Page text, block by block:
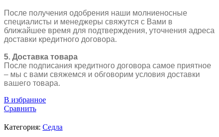
После получения одобрения наши молниеносные
специалисты и менеджеры свяжутся с Вами в
ближайшее время для подтверждения, уточнения адреса
доставки кредитного договора.
5. Доставка товара
После подписания кредитного договора самое приятное
– мы с вами свяжемся и обговорим условия доставки
вашего товара.
В избранное
Сравнить
Категория: Седла